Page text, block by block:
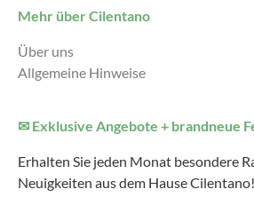
Mehr über Cilentano
Über uns
Allgemeine Hinweise
✉ Exklusive Angebote + brandneue
Erhalten Sie jeden Monat besondere
Neuigkeiten aus dem Hause Cilentano!